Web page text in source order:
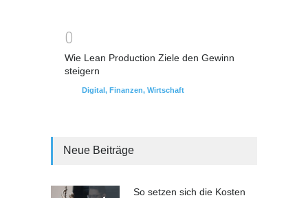
0
Wie Lean Production Ziele den Gewinn
steigern
Digital, Finanzen, Wirtschaft
Neue Beiträge
So setzen sich die Kosten